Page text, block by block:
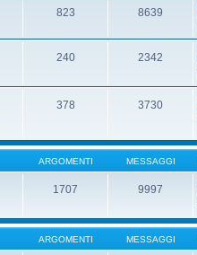
823 8639
240 2342
378 3730
ARGOMENTI MESSAGGI
1707 9997
ARGOMENTI MESSAGGI